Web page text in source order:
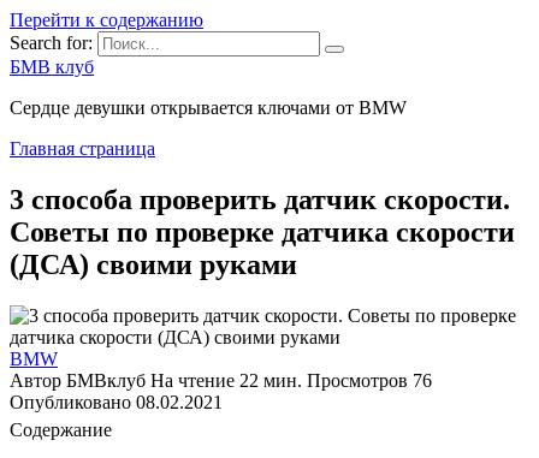
Перейти к содержанию
Search for:
БМВ клуб
Сердце девушки открывается ключами от BMW
Главная страница
3 способа проверить датчик скорости.
Советы по проверке датчика скорости
(ДСА) своими руками
BMW
Автор БМВклуб На чтение 22 мин. Просмотров 76
Опубликовано 08.02.2021
Содержание